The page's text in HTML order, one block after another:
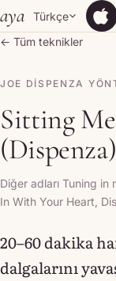
Skip to content
aya Türkçe
← Tüm teknikler
JOE DISPENZA
Sitting
(Dispenza)
Diğer adları Tuning
In With Your Heart,
20–60 dakika
dalgalarını